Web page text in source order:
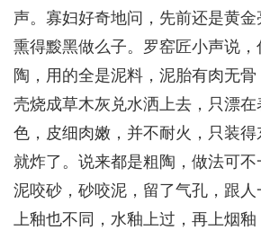
声。寡妇好奇地问，先前还是黄
熏得黢黑做么子。罗窑匠小声说
陶，用的全是泥料，泥胎有肉无
壳烧成草木灰兑水洒上去，只漂
色，皮细肉嫩，并不耐火，只装
就炸了。说来都是粗陶，做法可不
泥咬砂，砂咬泥，留了气孔，跟人
上釉也不同，水釉上过，再上烟釉